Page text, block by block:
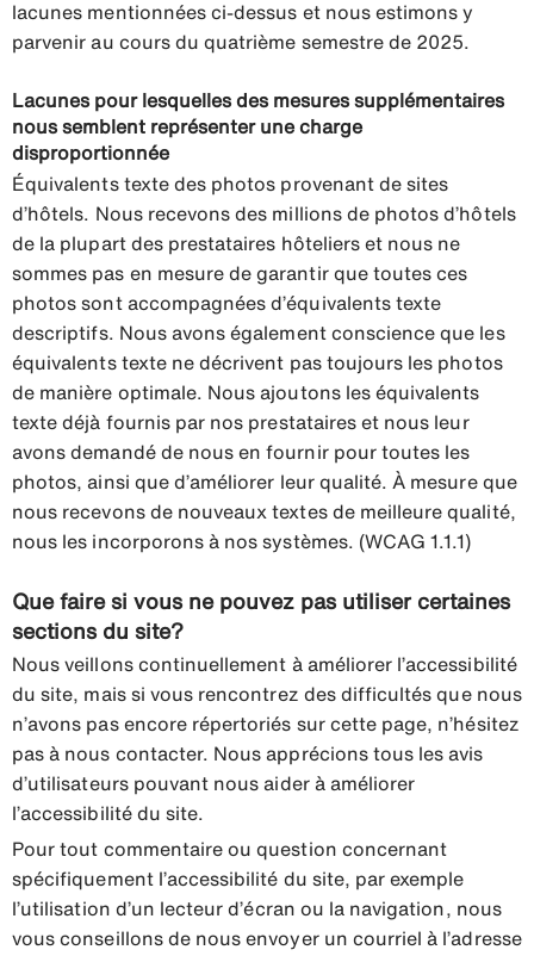
lacunes mentionnées ci-dessus et nous estimons y
parvenir au cours du quatrième semestre de 2025.
Lacunes pour lesquelles des mesures supplémentaires
nous semblent représenter une charge
disproportionnée
Équivalents texte des photos provenant de sites
d’hôtels. Nous recevons des millions de photos d’hôtels
de la plupart des prestataires hôteliers et nous ne
sommes pas en mesure de garantir que toutes ces
photos sont accompagnées d’équivalents texte
descriptifs. Nous avons également conscience que les
équivalents texte ne décrivent pas toujours les photos
de manière optimale. Nous ajoutons les équivalents
texte déjà fournis par nos prestataires et nous leur
avons demandé de nous en fournir pour toutes les
photos, ainsi que d’améliorer leur qualité. À mesure que
nous recevons de nouveaux textes de meilleure qualité,
nous les incorporons à nos systèmes. (WCAG 1.1.1)
Que faire si vous ne pouvez pas utiliser certaines
sections du site?
Nous veillons continuellement à améliorer l’accessibilité
du site, mais si vous rencontrez des difficultés que nous
n’avons pas encore répertoriés sur cette page, n’hésitez
pas à nous contacter. Nous apprécions tous les avis
d’utilisateurs pouvant nous aider à améliorer
l’accessibilité du site.
Pour tout commentaire ou question concernant
spécifiquement l’accessibilité du site, par exemple
l’utilisation d’un lecteur d’écran ou la navigation, nous
vous conseillons de nous envoyer un courriel à l’adresse